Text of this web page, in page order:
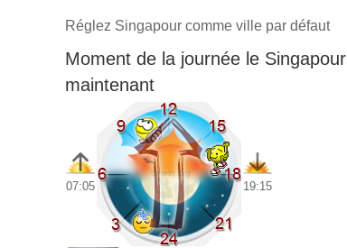
Réglez Singapour comme ville par défaut
Moment de la journée le Singapour
maintenant
07:05 19:15